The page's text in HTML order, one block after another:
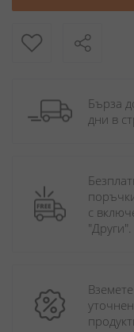
Бърза
дни в
с
"Други".